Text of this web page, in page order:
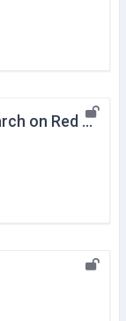
Links to Articles Related to Research on Red Algae Dulce